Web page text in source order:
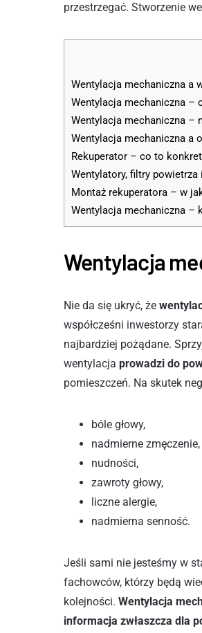
przestrzegać. Stworzenie
Wentylacja mechaniczna a
Wentylacja mechaniczna –
Wentylacja mechaniczna –
Wentylacja mechaniczna a
Rekuperator – co to
Wentylatory, filtry
Montaż rekuperatora – w
Wentylacja mechaniczna –
Wentylacja
Nie da się ukryć, że
współcześni inwestorzy
najbardziej pożądane.
wentylacja prowadzi do
pomieszczeń. Na skutek
bóle głowy,
nadmierne zmęczenie,
nudności,
zawroty głowy,
liczne alergie,
nadmierna senność.
Jeśli sami nie jesteśmy w
fachowców, którzy będą
kolejności. Wentylacja
informacja zwłaszcza dla